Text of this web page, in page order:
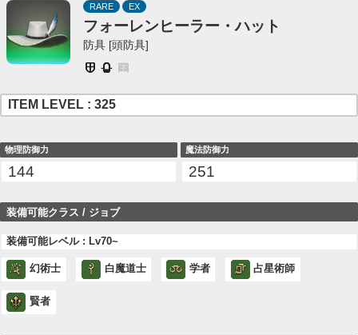
RARE EX
フォーレンヒーラー・ハット
防具 [頭防具]
ITEM LEVEL : 325
物理防御力
144
魔法防御力
251
装備可能クラス / ジョブ
装備可能レベル : Lv70~
幻術士 白魔道士 学者 占星術師
賢者